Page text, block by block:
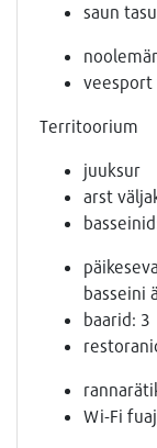
saun
veesport
Territoorium
juuksur
arst
basseini
baarid: 3
Wi-Fi